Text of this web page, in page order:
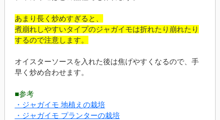
あまり長く炒めすぎると、
煮崩れしやすいタイプのジャガイモは折れたり崩れたり
するので注意します。
オイスターソースを入れた後は焦げやすくなるので、手
早く炒め合わせます。
■参考
・ジャガイモ 地植えの栽培
・ジャガイモ プランターの栽培